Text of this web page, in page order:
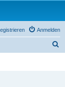
Anmelden